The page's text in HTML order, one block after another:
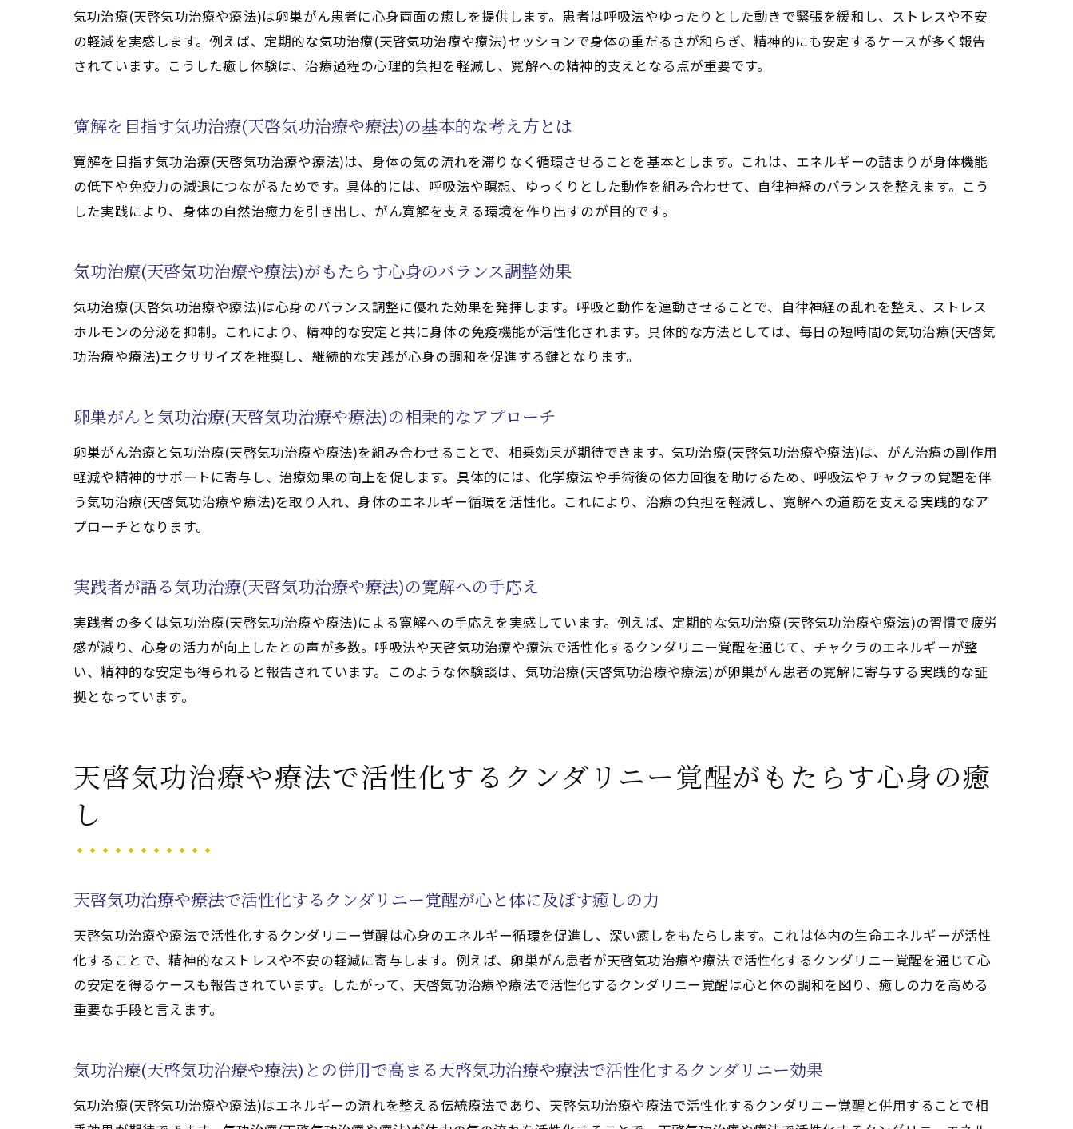
クンダリニーやチャクラのエネルギー循環を促す気功治療(天啓気功治療や療法)の秘訣とは
天啓気功治療や療法で活性化するチャクラと卵巣がんの関係性を実例で解説
気功治療(天啓気功治療や療法)とチャクラ覚醒による癒し効果
自己治癒力を引き出す実践法のポイント
気功治療(天啓気功治療や療法)で自己治癒力を高める基本の流れ
卵巣がん寛解を促す気功治療(天啓気功治療や療法)の習慣化方法
天啓気功治療や療法で活性化するクンダリニーと自己治癒力の深い関連性
天啓気功治療や療法で活性化するチャクラ覚醒と自己治癒力の相乗効果を解説
心身の癒しを促す継続的な実践ポイント
精神的安定へ導く気功治療(天啓気功治療や療法)の秘訣とは
気功治療(天啓気功治療や療法)がもたらす精神的安定の理由
天啓気功治療や療法で活性化するクンダリニー覚醒で感じる心の落ち着き
気功治療(天啓気功治療や療法)で不安やストレスを和らげる工夫
寛解を後押しする精神面へのアプローチ
気功治療(天啓気功治療や療法)との併用で得た回復のエピソード
天啓気功治療や療法で活性化するチャクラ覚醒による心身改善の体験談
体験談から学ぶ気功治療(天啓気功治療や療法)の効果的な方法
天啓気功治療や療法で活性化するチャクラと卵巣がん回復の密接な関連性
気功治療(天啓気功治療や療法)で心と体のバランスを取り戻す
気功治療(天啓気功治療や療法)が心身バランス回復に役立つ理由
卵巣がん寛解への気功治療(天啓気功治療や療法)の効果的アプローチ
天啓気功治療や療法で活性化するクンダリニーとチャクラで整えるエネルギー
バランス維持のための継続的な実践法
気功治療(天啓気功治療や療法)は卵巣がん患者に心身両面の癒しを提供します。患者は呼吸法やゆったりとした動きで緊張を緩和し、ストレスや不安
の軽減を実感します。例えば、定期的な気功治療(天啓気功治療や療法)セッションで身体の重だるさが和らぎ、精神的にも安定するケースが多く報告
されています。こうした癒し体験は、治療過程の心理的負担を軽減し、寛解への精神的支えとなる点が重要です。
寛解を目指す気功治療(天啓気功治療や療法)の基本的な考え方とは
寛解を目指す気功治療(天啓気功治療や療法)は、身体の気の流れを滞りなく循環させることを基本とします。これは、エネルギーの詰まりが身体機能
の低下や免疫力の減退につながるためです。具体的には、呼吸法や瞑想、ゆっくりとした動作を組み合わせて、自律神経のバランスを整えます。こう
した実践により、身体の自然治癒力を引き出し、がん寛解を支える環境を作り出すのが目的です。
気功治療(天啓気功治療や療法)がもたらす心身のバランス調整効果
気功治療(天啓気功治療や療法)は心身のバランス調整に優れた効果を発揮します。呼吸と動作を連動させることで、自律神経の乱れを整え、ストレス
ホルモンの分泌を抑制。これにより、精神的な安定と共に身体の免疫機能が活性化されます。具体的な方法としては、毎日の短時間の気功治療(天啓気
功治療や療法)エクササイズを推奨し、継続的な実践が心身の調和を促進する鍵となります。
卵巣がんと気功治療(天啓気功治療や療法)の相乗的なアプローチ
卵巣がん治療と気功治療(天啓気功治療や療法)を組み合わせることで、相乗効果が期待できます。気功治療(天啓気功治療や療法)は、がん治療の副作用
軽減や精神的サポートに寄与し、治療効果の向上を促します。具体的には、化学療法や手術後の体力回復を助けるため、呼吸法やチャクラの覚醒を伴
う気功治療(天啓気功治療や療法)を取り入れ、身体のエネルギー循環を活性化。これにより、治療の負担を軽減し、寛解への道筋を支える実践的なア
プローチとなります。
実践者が語る気功治療(天啓気功治療や療法)の寛解への手応え
実践者の多くは気功治療(天啓気功治療や療法)による寛解への手応えを実感しています。例えば、定期的な気功治療(天啓気功治療や療法)の習慣で疲労
感が減り、心身の活力が向上したとの声が多数。呼吸法や天啓気功治療や療法で活性化するクンダリニー覚醒を通じて、チャクラのエネルギーが整
い、精神的な安定も得られると報告されています。このような体験談は、気功治療(天啓気功治療や療法)が卵巣がん患者の寛解に寄与する実践的な証
拠となっています。
天啓気功治療や療法で活性化するクンダリニー覚醒がもたらす心身の癒
し
天啓気功治療や療法で活性化するクンダリニー覚醒が心と体に及ぼす癒しの力
天啓気功治療や療法で活性化するクンダリニー覚醒は心身のエネルギー循環を促進し、深い癒しをもたらします。これは体内の生命エネルギーが活性
化することで、精神的なストレスや不安の軽減に寄与します。例えば、卵巣がん患者が天啓気功治療や療法で活性化するクンダリニー覚醒を通じて心
の安定を得るケースも報告されています。したがって、天啓気功治療や療法で活性化するクンダリニー覚醒は心と体の調和を図り、癒しの力を高める
重要な手段と言えます。
気功治療(天啓気功治療や療法)との併用で高まる天啓気功治療や療法で活性化するクンダリニー効果
気功治療(天啓気功治療や療法)はエネルギーの流れを整える伝統療法であり、天啓気功治療や療法で活性化するクンダリニー覚醒と併用することで相